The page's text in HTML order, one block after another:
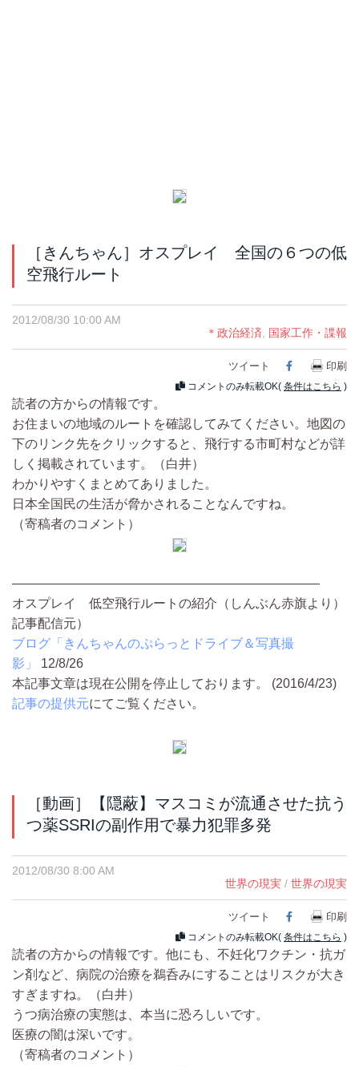
［きんちゃん］オスプレイ 全国の６つの低
空飛行ルート
2012/08/30 10:00 AM
＊政治経済
国家工作・諜報
ツイート Facebook
印刷
コメントのみ転載OK( 条件はこちら )
読者の方からの情報です。
お住まいの地域のルートを確認してみてください。地図の
下のリンク先をクリックすると、飛行する市町村などが詳
しく掲載されています。（白井）
わかりやすくまとめてありました。
日本全国民の生活が脅かされることなんですね。
（寄稿者のコメント）
————————————————————————
オスプレイ 低空飛行ルートの紹介（しんぶん赤旗より）
記事配信元）
ブログ「きんちゃんのぷらっとドライブ＆写真撮
影」
12/8/26
本記事文章は現在公開を停止しております。 (2016/4/23)
記事の提供元にてご覧ください。
［動画］【隠蔽】マスコミが流通させた抗う
つ薬SSRIの副作用で暴力犯罪多発
2012/08/30 8:00 AM
世界の現実 / 世界の現実
ツイート Facebook
印刷
コメントのみ転載OK( 条件はこちら )
読者の方からの情報です。他にも、不妊化ワクチン・抗ガ
ン剤など、病院の治療を鵜呑みにすることはリスクが大き
すぎますね。（白井）
うつ病治療の実態は、本当に恐ろしいです。
医療の闇は深いです。
（寄稿者のコメント）